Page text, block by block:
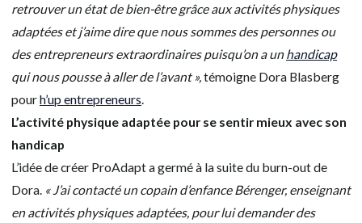
retrouver un état de bien-être grâce aux activités physiques
adaptées et j’aime dire que nous sommes des personnes ou
des entrepreneurs extraordinaires puisqu’on a unhandicap
qui nous pousse à aller de l’avant »,témoigne Dora Blasberg
pourh’up entrepreneurs.
L’activité physique adaptée pour se sentir mieux avec son
handicap
L’idée de créer ProAdapt a germé à la suite du burn-out de
Dora. « J’ai contacté un copain d’enfance Bérenger, enseignant
en activités physiques adaptées, pour lui demander des